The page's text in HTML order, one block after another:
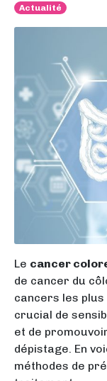
Actualité
Le cancer
de cancer du
cancers les
crucial de
et de
dépistage. En
méthodes de